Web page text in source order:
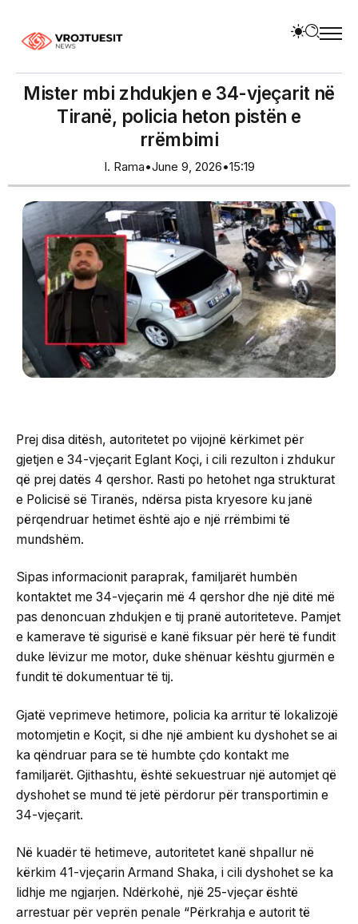
Mister mbi zhdukjen e 34-vjeçarit në
Tiranë, policia heton pistën e
rrëmbimi
I. Rama•June 9, 2026•15:19
Prej disa ditësh, autoritetet po vijojnë kërkimet për
gjetjen e 34-vjeçarit Eglant Koçi, i cili rezulton i zhdukur
që prej datës 4 qershor. Rasti po hetohet nga strukturat
e Policisë së Tiranës, ndërsa pista kryesore ku janë
përqendruar hetimet është ajo e një rrëmbimi të
mundshëm.
Sipas informacionit paraprak, familjarët humbën
kontaktet me 34-vjeçarin më 4 qershor dhe një ditë më
pas denoncuan zhdukjen e tij pranë autoriteteve. Pamjet
e kamerave të sigurisë e kanë fiksuar për herë të fundit
duke lëvizur me motor, duke shënuar kështu gjurmën e
fundit të dokumentuar të tij.
Gjatë veprimeve hetimore, policia ka arritur të lokalizojë
motomjetin e Koçit, si dhe një ambient ku dyshohet se ai
ka qëndruar para se të humbte çdo kontakt me
familjarët. Gjithashtu, është sekuestruar një automjet që
dyshohet se mund të jetë përdorur për transportimin e
34-vjeçarit.
Në kuadër të hetimeve, autoritetet kanë shpallur në
kërkim 41-vjeçarin Armand Shaka, i cili dyshohet se ka
lidhje me ngjarjen. Ndërkohë, një 25-vjeçar është
arrestuar për veprën penale “Përkrahja e autorit të